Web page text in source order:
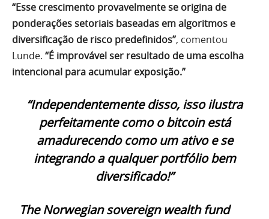
“Esse crescimento provavelmente se origina de
ponderações setoriais baseadas em algoritmos e
diversificação de risco predefinidos”, comentou
Lunde. “É improvável ser resultado de uma escolha
intencional para acumular exposição.”
“Independentemente disso, isso ilustra
perfeitamente como o bitcoin está
amadurecendo como um ativo e se
integrando a qualquer portfólio bem
diversificado!”
The Norwegian sovereign wealth fund